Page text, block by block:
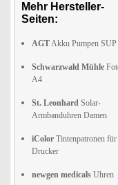
Mehr Hersteller-
Seiten:
AGTAkku Pumpen SUP
Schwarzwald Mühle
A4
St. Leonhard Solar-
Armbanduhren Damen
iColor Tintenpatronen
Drucker
newgen medicals Uhren